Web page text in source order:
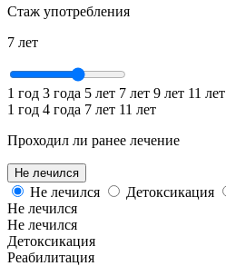
Стаж употребления
7 лет
1 год 3 года 5 лет 7 лет 9 лет 11 лет
1 год 4 года 7 лет 11 лет
Проходил ли ранее лечение
Не лечился
Не лечился Детоксикация
Не лечился
Не лечился
Детоксикация
Реабилитация